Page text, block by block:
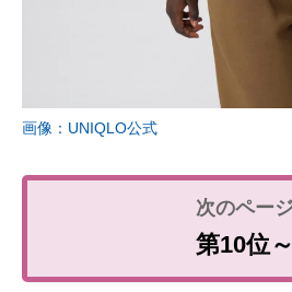
画像：UNIQLO公式
第10位～